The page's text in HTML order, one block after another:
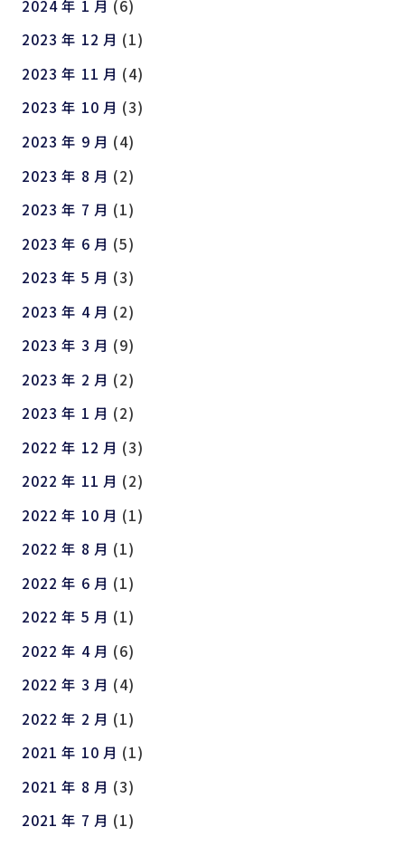
2024 年 1 月 (6)
2023 年 12 月 (1)
2023 年 11 月 (4)
2023 年 10 月 (3)
2023 年 9 月 (4)
2023 年 8 月 (2)
2023 年 7 月 (1)
2023 年 6 月 (5)
2023 年 5 月 (3)
2023 年 4 月 (2)
2023 年 3 月 (9)
2023 年 2 月 (2)
2023 年 1 月 (2)
2022 年 12 月 (3)
2022 年 11 月 (2)
2022 年 10 月 (1)
2022 年 8 月 (1)
2022 年 6 月 (1)
2022 年 5 月 (1)
2022 年 4 月 (6)
2022 年 3 月 (4)
2022 年 2 月 (1)
2021 年 10 月 (1)
2021 年 8 月 (3)
2021 年 7 月 (1)